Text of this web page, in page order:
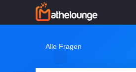
Alle Fragen